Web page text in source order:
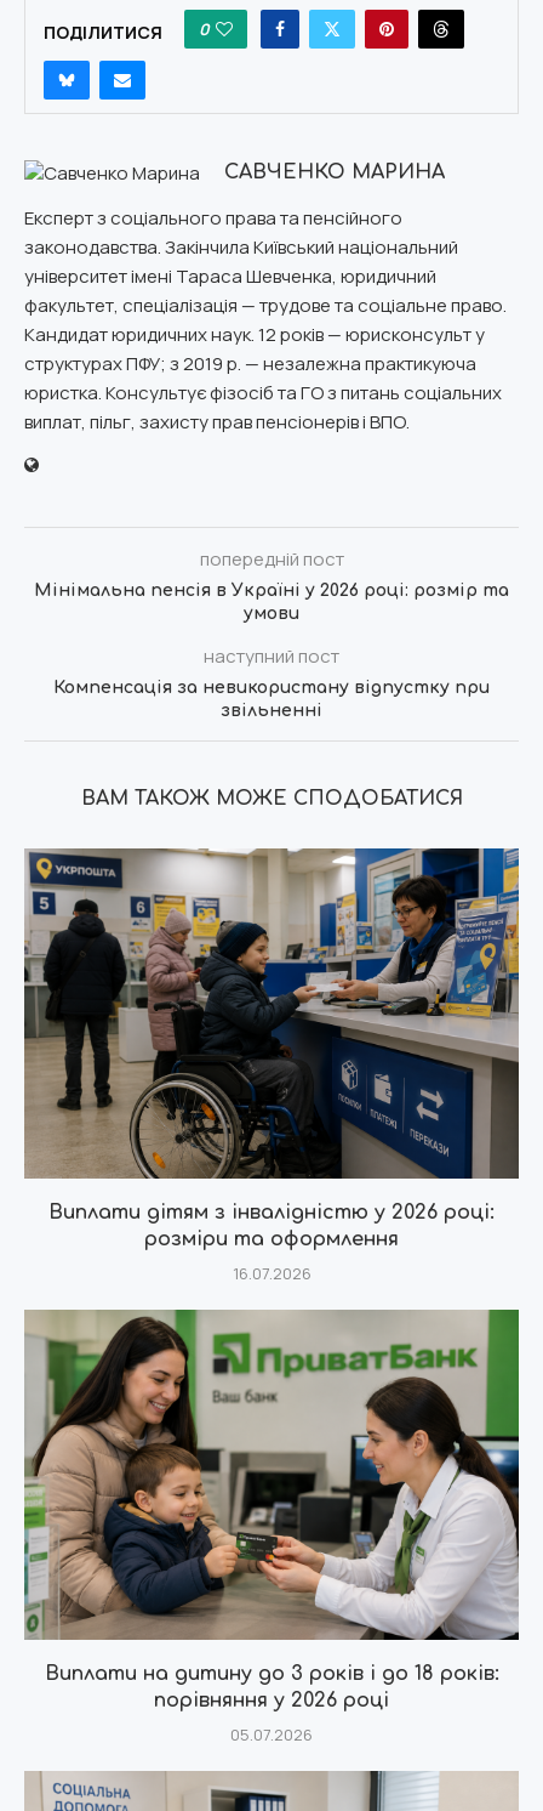
ПОДІЛИТИСЯ 0
САВЧЕНКО МАРИНА
Експерт з соціального права та пенсійного
законодавства. Закінчила Київський національний
університет імені Тараса Шевченка, юридичний
факультет, спеціалізація — трудове та соціальне право.
Кандидат юридичних наук. 12 років — юрисконсульт у
структурах ПФУ; з 2019 р. — незалежна практикуюча
юристка. Консультує фізосіб та ГО з питань соціальних
виплат, пільг, захисту прав пенсіонерів і ВПО.
попередній пост
Мінімальна пенсія в Україні у 2026 році: розмір та
умови
наступний пост
Компенсація за невикористану відпустку при
звільненні
ВАМ ТАКОЖ МОЖЕ СПОДОБАТИСЯ
Виплати дітям з інвалідністю у 2026 році:
розміри та оформлення
16.07.2026
Виплати на дитину до 3 років і до 18 років:
порівняння у 2026 році
05.07.2026